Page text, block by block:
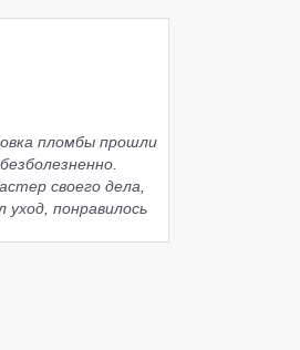
пломбы прошли
своего дела,
уход, понравилось